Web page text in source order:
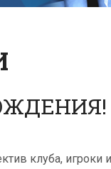
клуба,